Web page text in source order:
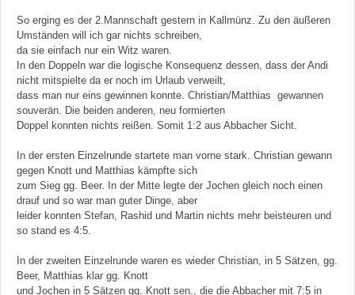
So erging es der 2.Mannschaft gestern in Kallmünz. Zu den äußeren
Umständen will ich gar nichts schreiben,
da sie einfach nur ein Witz waren.
In den Doppeln war die logische Konsequenz dessen, dass der Andi
nicht mitspielte da er noch im Urlaub verweilt,
dass man nur eins gewinnen konnte. Christian/Matthias gewannen
souverän. Die beiden anderen, neu formierten
Doppel konnten nichts reißen. Somit 1:2 aus Abbacher Sicht.
In der ersten Einzelrunde startete man vorne stark. Christian gewann
gegen Knott und Matthias kämpfte sich
zum Sieg gg. Beer. In der Mitte legte der Jochen gleich noch einen
drauf und so war man guter Dinge, aber
leider konnten Stefan, Rashid und Martin nichts mehr beisteuren und
so stand es 4:5.
In der zweiten Einzelrunde waren es wieder Christian, in 5 Sätzen, gg.
Beer, Matthias klar gg. Knott
und Jochen in 5 Sätzen gg. Knott sen., die die Abbacher mit 7:5 in